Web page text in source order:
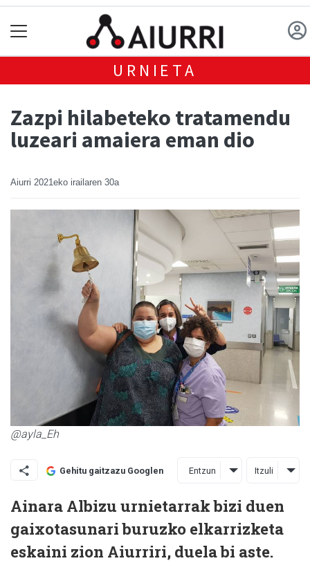
URNIETA
Zazpi hilabeteko tratamendu
luzeari amaiera eman dio
Aiurri 2021eko irailaren 30a
@ayla_Eh
Gehitu gaitzazu Googlen Entzun Itzuli
Ainara Albizu urnietarrak bizi duen
gaixotasunari buruzko elkarrizketa
eskaini zion Aiurriri, duela bi aste.